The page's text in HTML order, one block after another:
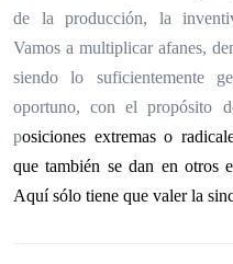
de la producción, la
Vamos a multiplicar afanes,
siendo lo suficientemente
oportuno, con el propósito
posiciones extremas o
que también se dan en otros
Aquí sólo tiene que valer la